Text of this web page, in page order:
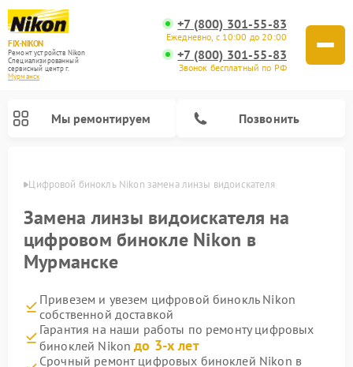
FIX-NIKON
Ремонт устройств Nikon
Специализированный
cервисный центр г.
Мурманск
+7 (800) 301-55-83
Ежедневно, с 10:00 до 20:00
+7 (800) 301-55-83
Звонок бесплатный по РФ
Мы ремонтируем Позвонить
Цифровой бинокль Nikon замена линзы видоискателя
Замена линзы видоискателя на
цифровом бинокле Nikon в
Мурманске
Привезем и увезем цифровой бинокль Nikon
собственной доставкой
Гарантия на наши работы по ремонту цифровых
биноклей Nikonдо 3-х лет
Срочный ремонт цифровых биноклей Nikon в